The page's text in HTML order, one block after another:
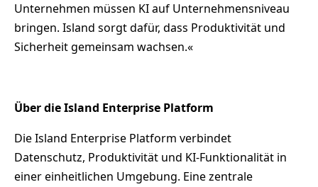
Unternehmen müssen KI auf Unternehmensniveau
bringen. Island sorgt dafür, dass Produktivität und
Sicherheit gemeinsam wachsen.«
Über die Island Enterprise Platform
Die Island Enterprise Platform verbindet
Datenschutz, Produktivität und KI-Funktionalität in
einer einheitlichen Umgebung. Eine zentrale